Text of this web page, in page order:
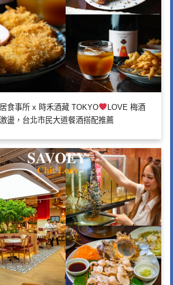
食事所 x 時禾酒藏 TOKYO
LOVE 梅酒
盪，台北市民大道餐酒搭配推薦